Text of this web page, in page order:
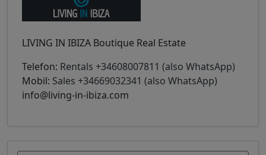
LIVING IN IBIZA Boutique Real Estate
Telefon: Rentals +34608007811 (also WhatsApp)
Mobil: Sales +34669032341 (also WhatsApp)
info@living-in-ibiza.com